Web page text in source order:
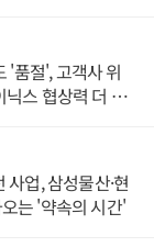
'품절', 고객사 위
스 협상력 더 키
업, 삼성물산·현
는 '약속의 시간'